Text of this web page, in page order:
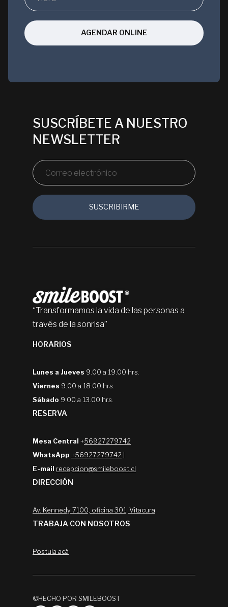
SUSCRÍBETE A NUESTRO
NEWSLETTER
“Transformamos la vida de las personas a
través de la sonrisa”
HORARIOS
Lunes a Jueves 9.00 a 19.00 hrs.
Viernes 9.00 a 18.00 hrs.
Sábado 9.00 a 13.00 hrs.
RESERVA
Mesa Central +56927279742
WhatsApp +56927279742
E-mail recepcion@smileboost.cl
DIRECCIÓN
Av. Kennedy 7100, oficina 301, Vitacura
TRABAJA CON NOSOTROS
Postula acá
©HECHO POR SMILEBOOST